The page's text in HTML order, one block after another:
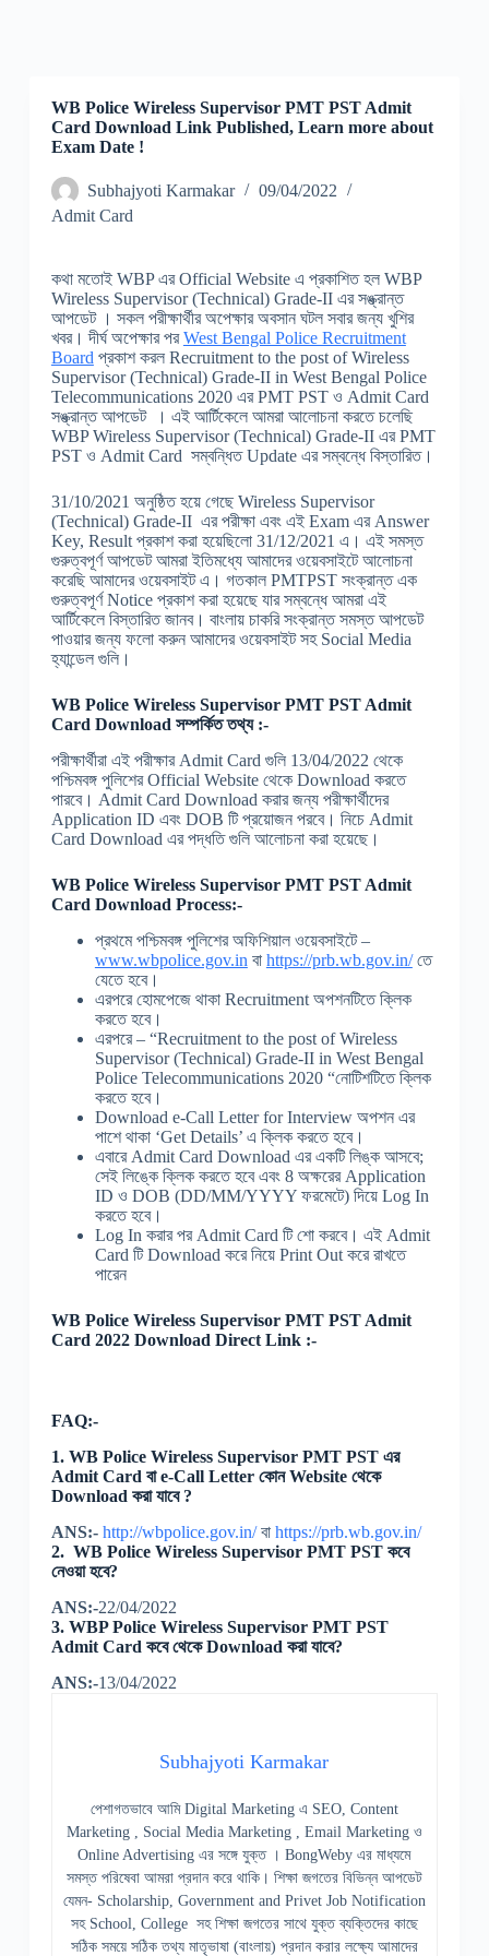
WB Police Wireless Supervisor PMT PST Admit
Card Download Link Published, Learn more about
Exam Date !
Subhajyoti Karmakar
09/04/2022
Admit Card
কথা মতোই WBP এর Official Website এ প্রকাশিত হল WBP
Wireless Supervisor (Technical) Grade-II এর সঙ্ক্রান্ত
আপডেট । সকল পরীক্ষার্থীর অপেক্ষার অবসান ঘটল সবার জন্য খুশির
খবর। দীর্ঘ অপেক্ষার পরWest Bengal Police Recruitment
Board প্রকাশ করল Recruitment to the post of Wireless
Supervisor (Technical) Grade-II in West Bengal Police
Telecommunications 2020 এর PMT PST ও Admit Card
সঙ্ক্রান্ত আপডেট । এই আর্টিকেলে আমরা আলোচনা করতে চলেছি
WBP Wireless Supervisor (Technical) Grade-II এর PMT
PST ও Admit Card সম্বন্ধিত Update এর সম্বন্ধে বিস্তারিত।
31/10/2021 অনুষ্ঠিত হয়ে গেছে Wireless Supervisor
(Technical) Grade-II এর পরীক্ষা এবং এই Exam এর Answer
Key, Result প্রকাশ করা হয়েছিলো 31/12/2021 এ। এই সমস্ত
গুরুত্বপূর্ণ আপডেট আমরা ইতিমধ্যে আমাদের ওয়েবসাইটে আলোচনা
করেছি আমাদের ওয়েবসাইট এ। গতকাল PMTPST সংক্রান্ত এক
গুরুত্বপূর্ণ Notice প্রকাশ করা হয়েছে যার সম্বন্ধে আমরা এই
আর্টিকেলে বিস্তারিত জানব। বাংলায় চাকরি সংক্রান্ত সমস্ত আপডেট
পাওয়ার জন্য ফলো করুন আমাদের ওয়েবসাইট সহ Social Media
হ্যান্ডেল গুলি।
WB Police Wireless Supervisor PMT PST Admit
Card Download সম্পর্কিত তথ্য :-
পরীক্ষার্থীরা এই পরীক্ষার Admit Card গুলি 13/04/2022 থেকে
পশ্চিমবঙ্গ পুলিশের Official Website থেকে Download করতে
পারবে। Admit Card Download করার জন্য পরীক্ষার্থীদের
Application ID এবং DOB টি প্রয়োজন পরবে। নিচে Admit
Card Download এর পদ্ধতি গুলি আলোচনা করা হয়েছে।
WB Police Wireless Supervisor PMT PST Admit
Card Download Process:-
প্রথমে পশ্চিমবঙ্গ পুলিশের অফিশিয়াল ওয়েবসাইটে –
www.wbpolice.gov.in বা https://prb.wb.gov.in/তে
যেতে হবে।
এরপরে হোমপেজে থাকা Recruitment অপশনটিতে ক্লিক
করতে হবে।
এরপরে – “Recruitment to the post of Wireless
Supervisor (Technical) Grade-II in West Bengal
Police Telecommunications 2020 “নোটিশটিতে ক্লিক
করতে হবে।
Download e-Call Letter for Interview অপশন এর
পাশে থাকা ‘Get Details’ এ ক্লিক করতে হবে।
এবারে Admit Card Download এর একটি লিঙ্ক আসবে;
সেই লিঙ্কে ক্লিক করতে হবে এবং 8 অক্ষরের Application
ID ও DOB (DD/MM/YYYY ফরমেটে) দিয়ে Log In
করতে হবে।
Log In করার পর Admit Card টি শো করবে। এই Admit
Card টি Download করে নিয়ে Print Out করে রাখতে
পারেন
WB Police Wireless Supervisor PMT PST Admit
Card 2022 Download Direct Link :-
FAQ:-
1. WB Police Wireless Supervisor PMT PST এর
Admit Card বা e-Call Letter কোন Website থেকে
Download করা যাবে ?
ANS:- http://wbpolice.gov.in/বা https://prb.wb.gov.in/
2. WB Police Wireless Supervisor PMT PST কবে
নেওয়া হবে?
ANS:-22/04/2022
3. WBP Police Wireless Supervisor PMT PST
Admit Card কবে থেকে Download করা যাবে?
ANS:-13/04/2022
Subhajyoti Karmakar
পেশাগতভাবে আমি Digital Marketing এ SEO, Content
Marketing , Social Media Marketing , Email Marketing ও
Online Advertising এর সঙ্গে যুক্ত । BongWeby এর মাধ্যমে
সমস্ত পরিষেবা আমরা প্রদান করে থাকি। শিক্ষা জগতের বিভিন্ন আপডেট
যেমন- Scholarship, Government and Privet Job Notification
সহ School, College সহ শিক্ষা জগতের সাথে যুক্ত ব্যক্তিদের কাছে
সঠিক সময়ে সঠিক তথ্য মাতৃভাষা (বাংলায়) প্রদান করার লক্ষ্যে আমাদের